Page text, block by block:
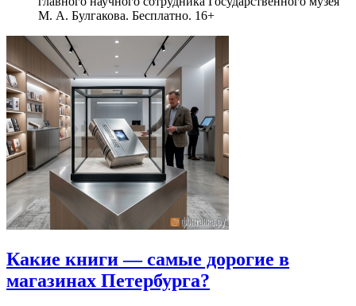
М. А. Булгакова. Бесплатно. 16+
Какие книги — самые дорогие в
магазинах Петербурга?